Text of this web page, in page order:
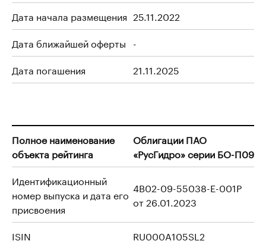
Дата начала размещения 25.11.2022
Дата ближайшей оферты -
Дата погашения
21.11.2025
Полное наименование
объекта рейтинга
Облигации ПАО
«РусГидро» серии БО-П09
Идентификационный
номер выпуска и дата его
присвоения
4B02-09-55038-E-001P
от 26.01.2023
ISIN
RU000A105SL2